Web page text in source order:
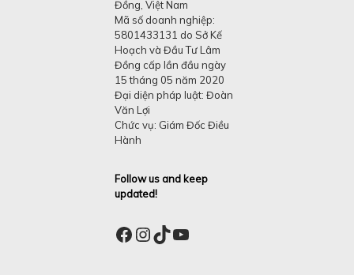
Đồng, Việt Nam
Mã số doanh nghiệp:
5801433131 do Sở Kế
Hoạch và Đầu Tư Lâm
Đồng cấp lần đầu ngày
15 tháng 05 năm 2020
Đại diện pháp luật: Đoàn
Văn Lợi
Chức vụ: Giám Đốc Điều
Hành
Follow us and keep
updated!
Facebook
Instagram
TikTok
YouTube